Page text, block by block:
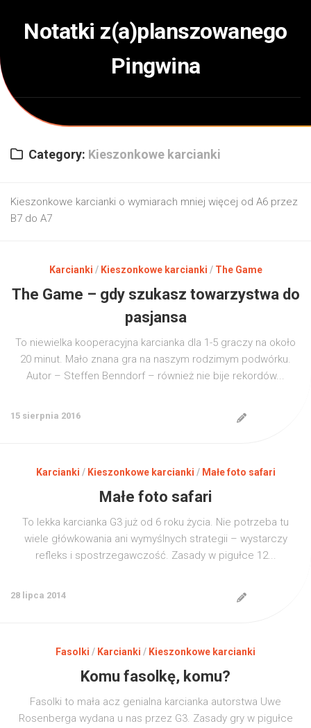
contentNotatki z(a)planszowanego
Pingwina
Category: Kieszonkowe karcianki
Kieszonkowe karcianki o wymiarach mniej więcej od A6 przez
B7 do A7
Karcianki / Kieszonkowe karcianki / The Game
The Game – gdy szukasz towarzystwa do
pasjansa
To niewielka kooperacyjna karcianka dla 1-5 graczy na około
20 minut. Mało znana gra na naszym rodzimym podwórku.
Autor – Steffen Benndorf – również nie bije rekordów...
15 sierpnia 2016
Karcianki / Kieszonkowe karcianki / Małe foto safari
Małe foto safari
To lekka karcianka G3 już od 6 roku życia. Nie potrzeba tu
wiele główkowania ani wymyślnych strategii – wystarczy
refleks i spostrzegawczość. Zasady w pigułce 12...
28 lipca 2014
Fasolki / Karcianki / Kieszonkowe karcianki
Komu fasolkę, komu?
Fasolki to mała acz genialna karcianka autorstwa Uwe
Rosenberga wydana u nas przez G3. Zasady gry w pigułce